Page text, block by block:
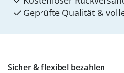
Sicher & flexibel bezahlen
Geprüfte Qualität &